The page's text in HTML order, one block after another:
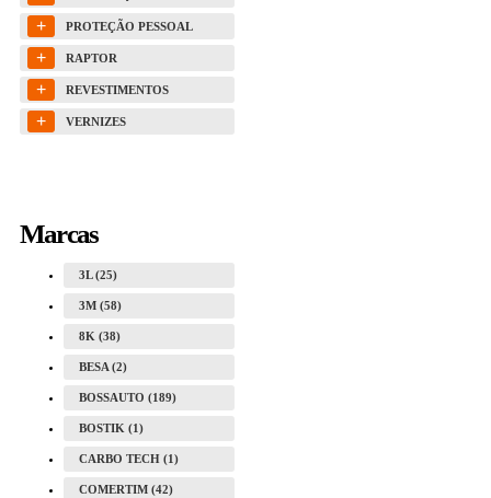
+ PROTEÇÃO PESSOAL
+ RAPTOR
+ REVESTIMENTOS
+ VERNIZES
Marcas
3L (25)
3M (58)
8K (38)
BESA (2)
BOSSAUTO (189)
BOSTIK (1)
CARBO TECH (1)
COMERTIM (42)